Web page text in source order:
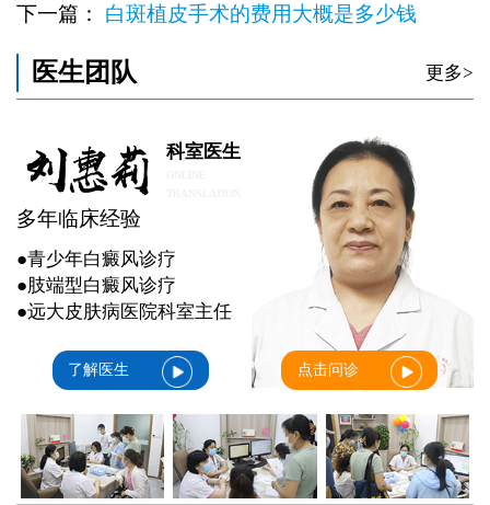
下一篇： 白斑植皮手术的费用大概是多少钱
医生团队 更多>
科室医生
多年临床经验
●青少年白癜风诊疗
●肢端型白癜风诊疗
●远大皮肤病医院科室主任
了解医生 点击问诊